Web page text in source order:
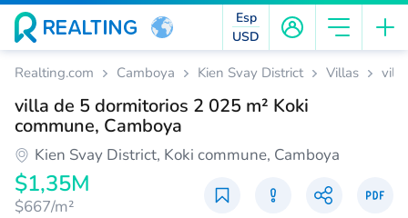
Esp
USD
Realting.com Camboya Kien Svay District Villas
villa de 5 dormitorios 2 025 m² Koki
commune, Camboya
Kien Svay District, Koki commune, Camboya
$1,35M
$667/m²